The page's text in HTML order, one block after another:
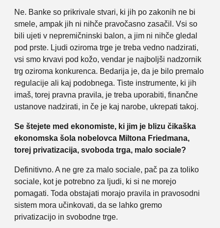
Ne. Banke so prikrivale stvari, ki jih po zakonih ne bi
smele, ampak jih ni nihče pravočasno zasačil. Vsi so
bili ujeti v nepremičninski balon, a jim ni nihče gledal
pod prste. Ljudi oziroma trge je treba vedno nadzirati,
vsi smo krvavi pod kožo, vendar je najboljši nadzornik
trg oziroma konkurenca. Bedarija je, da je bilo premalo
regulacije ali kaj podobnega. Tiste instrumente, ki jih
imaš, torej pravna pravila, je treba uporabiti, finančne
ustanove nadzirati, in če je kaj narobe, ukrepati takoj.
Se štejete med ekonomiste, ki jim je blizu čikaška
ekonomska šola nobelovca Miltona Friedmana,
torej privatizacija, svoboda trga, malo sociale?
Definitivno. A ne gre za malo sociale, pač pa za toliko
sociale, kot je potrebno za ljudi, ki si ne morejo
pomagati. Toda obstajati morajo pravila in pravosodni
sistem mora učinkovati, da se lahko gremo
privatizacijo in svobodne trge.